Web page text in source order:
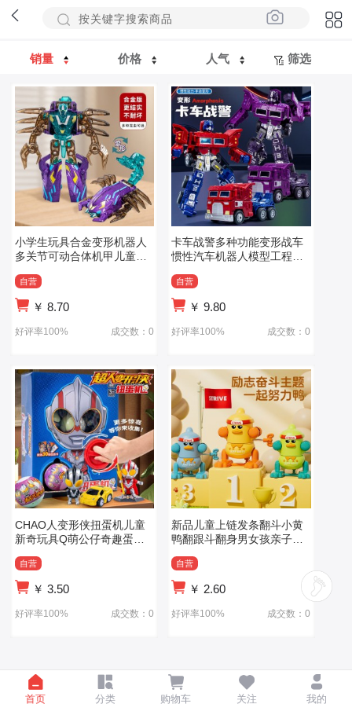
销量 价格 人气 筛选
小学生玩具合金变形机器人
多关节可动合体机甲儿童仿
自营
￥ 8.70
好评率100% 成交数：0
卡车战警多种功能变形战车
惯性汽车机器人模型工程车
自营
￥9.80
好评率100% 成交数：0
CHAO人变形侠扭蛋机儿童
新奇玩具Q萌公仔奇趣蛋男
自营
￥ 3.50
好评率100% 成交数：0
新品儿童上链发条翻斗小黄
鸭翻跟斗翻身男女孩亲子互
自营
￥ 2.60
好评率100% 成交数：0
首页 分类 购物车 关注 我的